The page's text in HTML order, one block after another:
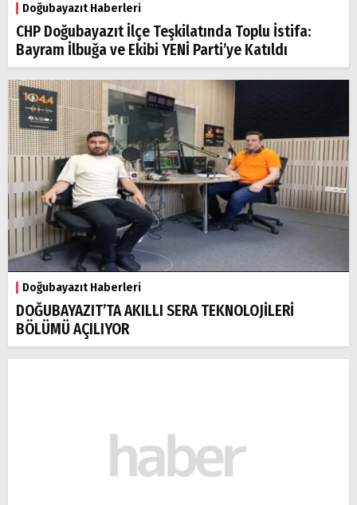
Doğubayazıt Haberleri
CHP Doğubayazıt İlçe Teşkilatında Toplu İstifa:
Bayram İlbuğa ve Ekibi YENİ Parti’ye Katıldı
Doğubayazıt Haberleri
DOĞUBAYAZIT’TA AKILLI SERA TEKNOLOJİLERİ
BÖLÜMÜ AÇILIYOR